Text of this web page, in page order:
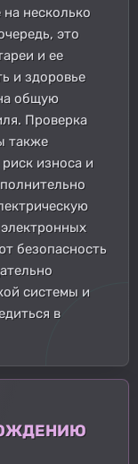
несколько
это
и ее
и здоровье
общую
Проверка
также
износа и
безопасность
системы и
в